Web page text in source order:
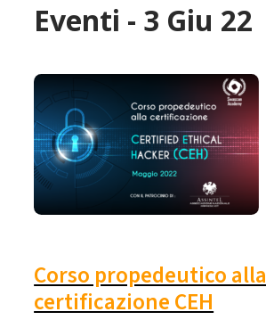
Eventi - 3 Giu 22
Corso propedeutico alla
certificazione CEH